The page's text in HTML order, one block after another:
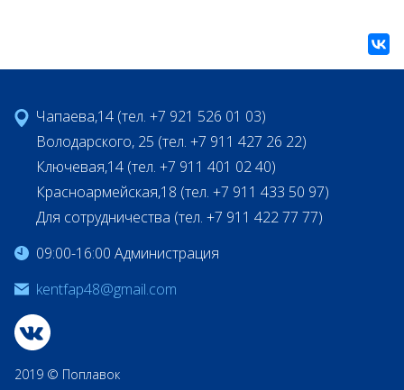
Чапаева,14 (тел. +7 921 526 01 03)
Володарского, 25 (тел. +7 911 427 26 22)
Ключевая,14 (тел. +7 911 401 02 40)
Красноармейская,18 (тел. +7 911 433 50 97)
Для сотрудничества (тел. +7 911 422 77 77)
09:00-16:00 Администрация
kentfap48@gmail.com
2019 © Поплавок